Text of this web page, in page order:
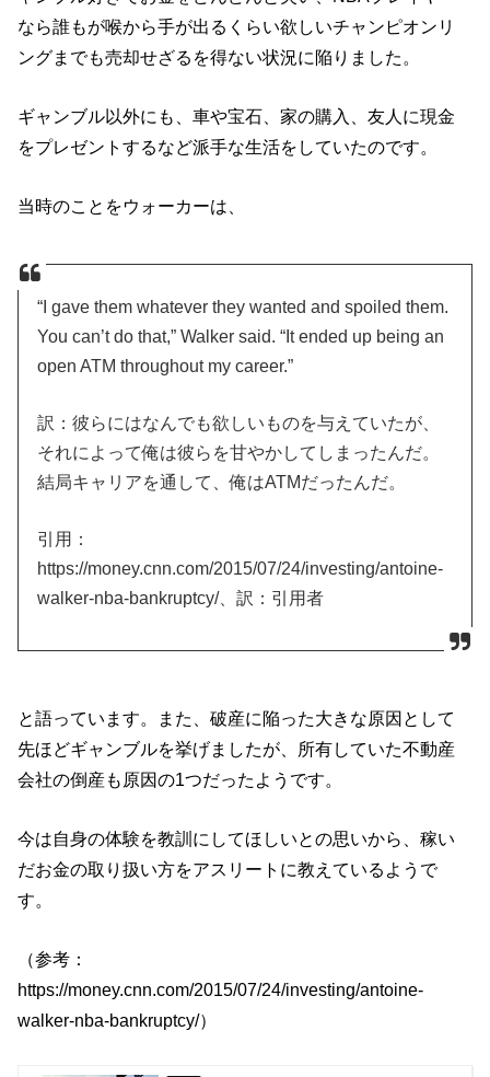
なら誰もが喉から手が出るくらい欲しいチャンピオンリ
ングまでも売却せざるを得ない状況に陥りました。
ギャンブル以外にも、車や宝石、家の購入、友人に現金
をプレゼントするなど派手な生活をしていたのです。
当時のことをウォーカーは、
“I gave them whatever they wanted and spoiled them.
You can’t do that,” Walker said. “It ended up being an
open ATM throughout my career.”
訳：彼らにはなんでも欲しいものを与えていたが、
それによって俺は彼らを甘やかしてしまったんだ。
結局キャリアを通して、俺はATMだったんだ。
引用：
https://money.cnn.com/2015/07/24/investing/antoine-
walker-nba-bankruptcy/、訳：引用者
と語っています。また、破産に陥った大きな原因として
先ほどギャンブルを挙げましたが、所有していた不動産
会社の倒産も原因の1つだったようです。
今は自身の体験を教訓にしてほしいとの思いから、稼い
だお金の取り扱い方をアスリートに教えているようで
す。
（参考：
https://money.cnn.com/2015/07/24/investing/antoine-
walker-nba-bankruptcy/）